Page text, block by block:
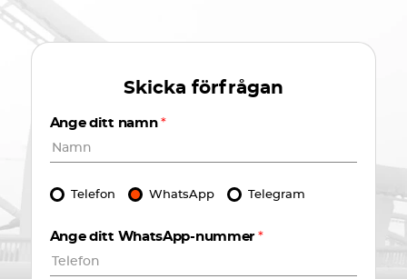
Skicka förfrågan
Ange ditt namn*
Telefon WhatsApp Telegram
Ange ditt WhatsApp-nummer *